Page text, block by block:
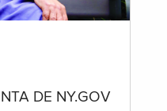
DE NY.GOV